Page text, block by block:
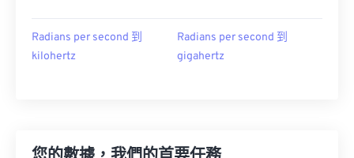
Radians per second 到
kilohertz
Radians per second 到
gigahertz